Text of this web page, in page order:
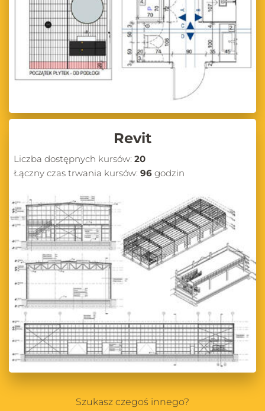
Revit
Liczba dostępnych kursów: 20
Łączny czas trwania kursów: 96 godzin
Szukasz czegoś innego?